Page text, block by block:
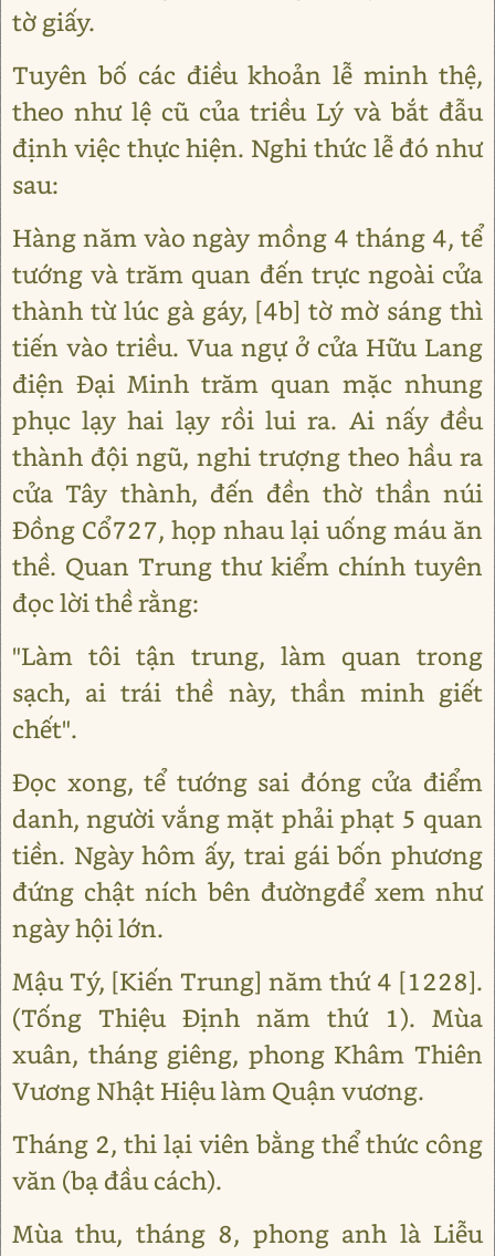
tờ giấy.
Tuyên bố các điều khoản lễ minh thệ,
theo như lệ cũ của triều Lý và bắt đẫu
định việc thực hiện. Nghi thức lễ đó như
sau:
Hàng năm vào ngày mồng 4 tháng 4, tể
tướng và trăm quan đến trực ngoài cửa
thành từ lúc gà gáy, [4b] tờ mờ sáng thì
tiến vào triều. Vua ngự ở cửa Hữu Lang
điện Đại Minh trăm quan mặc nhung
phục lạy hai lạy rồi lui ra. Ai nấy đều
thành đội ngũ, nghi trượng theo hầu ra
cửa Tây thành, đến đền thờ thần núi
Đồng Cổ727, họp nhau lại uống máu ăn
thề. Quan Trung thư kiểm chính tuyên
đọc lời thề rằng:
"Làm tôi tận trung, làm quan trong
sạch, ai trái thề này, thần minh giết
chết".
Đọc xong, tể tướng sai đóng cửa điểm
danh, người vắng mặt phải phạt 5 quan
tiền. Ngày hôm ấy, trai gái bốn phương
đứng chật ních bên đườngđể xem như
ngày hội lớn.
Mậu Tý, [Kiến Trung] năm thứ 4 [1228].
(Tống Thiệu Định năm thứ 1). Mùa
xuân, tháng giêng, phong Khâm Thiên
Vương Nhật Hiệu làm Quận vương.
Tháng 2, thi lại viên bằng thể thức công
văn (bạ đầu cách).
Mùa thu, tháng 8, phong anh là Liễu